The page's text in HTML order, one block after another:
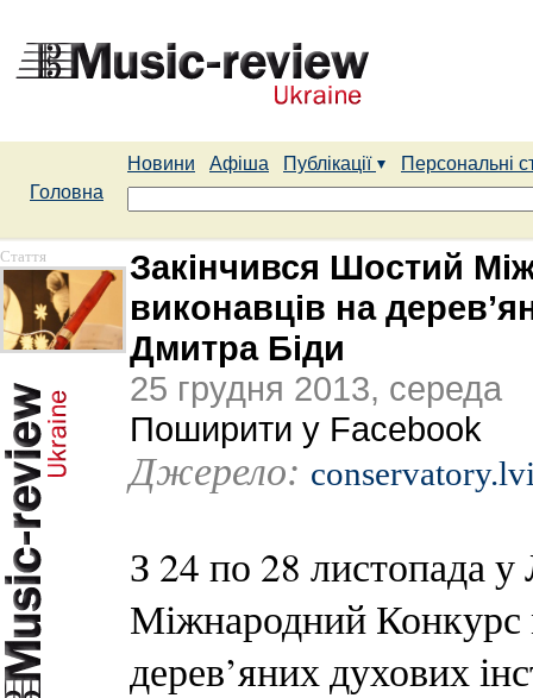
Новини Афіша Публікації
Персональні
Головна
Стаття
Закінчився Шостий
виконавців на
Дмитра Біди
25 грудня 2013, середа
Поширити у Facebook
Джерело:
З 24 по 28 листопада
Міжнародний Конкурс
дерев’яних духових